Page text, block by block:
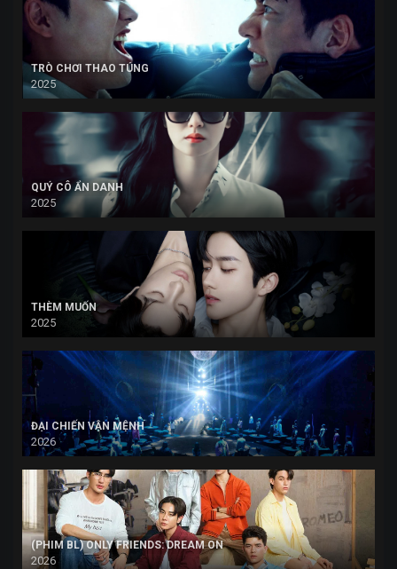
TRÒ CHƠI THAO TÚNG
2025
QUÝ CÔ ẨN DANH
2025
THÈM MUỐN
2025
ĐẠI CHIẾN VẬN MỆNH
2026
(PHIM BL) ONLY FRIENDS: DREAM ON
2026